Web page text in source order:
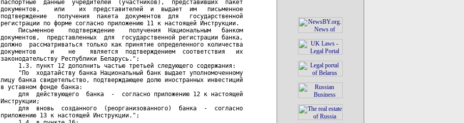
паспортные  данные  учредителей  (участников),  представивших  пакет
документов,    или    их  представителей  и  выдает  им   письменное
подтверждение   получения  пакета  документов  для   государственной
регистрации по форме согласно приложению 11 к настоящей Инструкции.
     Письменное    подтверждение    получения  Национальным   банком
документов,  представленных  для  государственной регистрации банка,
должно  рассматриваться только как принятие определенного количества
документов    и    не    является  подтверждением  соответствия   их
законодательству Республики Беларусь.";
     1.3. пункт 12 дополнить частью третьей следующего содержания:
     "По  ходатайству банка Национальный банк выдает уполномоченному
лицу банка свидетельство, подтверждающее долю иностранных инвестиций
в уставном фонде банка:
     для  действующего  банка  -  согласно приложению 12 к настоящей
Инструкции;
     для  вновь  созданного  (реорганизованного)  банка  -  согласно
приложению 13 к настоящей Инструкции.";